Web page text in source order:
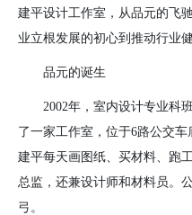
建平设计工作室，从品元的飞
业立根发展的初心到推动行业
品元的诞生
2002年，室内设计专业科
了一家工作室，位于6路公交车
建平每天画图纸、买材料、跑
总监，还兼设计师和材料员。
弓。